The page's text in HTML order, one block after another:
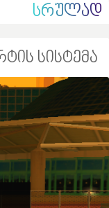
ᲡᲠᲣᲚᲐᲓ
სისტემა